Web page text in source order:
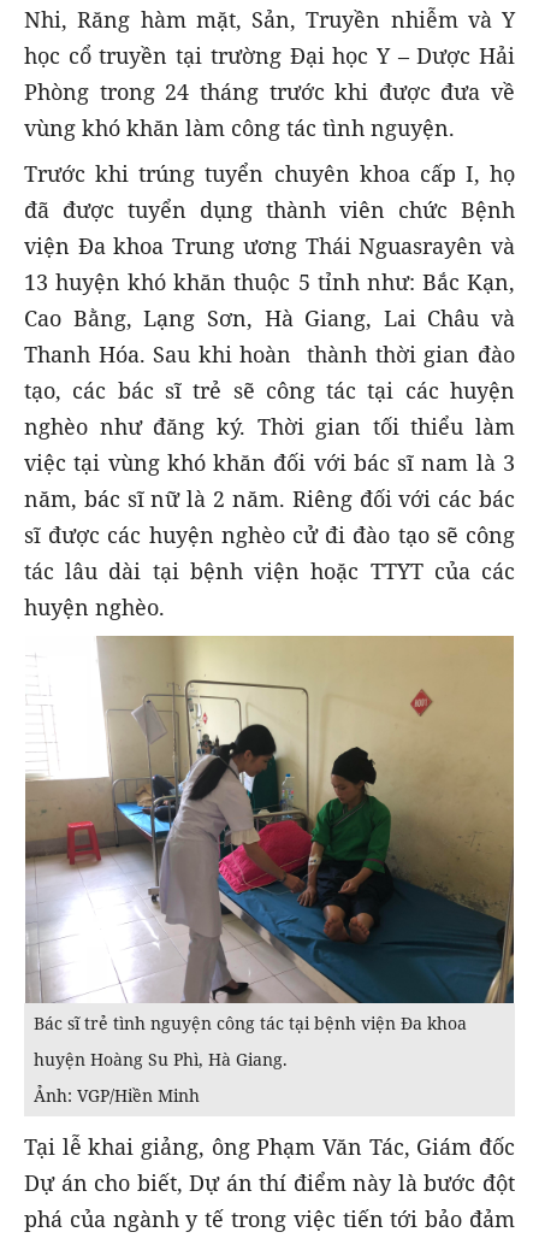
Nhi, Răng hàm mặt, Sản, Truyền nhiễm và Y
học cổ truyền tại trường Đại học Y – Dược Hải
Phòng trong 24 tháng trước khi được đưa về
vùng khó khăn làm công tác tình nguyện.
Trước khi trúng tuyển chuyên khoa cấp I, họ
đã được tuyển dụng thành viên chức Bệnh
viện Đa khoa Trung ương Thái Nguasrayên và
13 huyện khó khăn thuộc 5 tỉnh như: Bắc Kạn,
Cao Bằng, Lạng Sơn, Hà Giang, Lai Châu và
Thanh Hóa. Sau khi hoàn thành thời gian đào
tạo, các bác sĩ trẻ sẽ công tác tại các huyện
nghèo như đăng ký. Thời gian tối thiểu làm
việc tại vùng khó khăn đối với bác sĩ nam là 3
năm, bác sĩ nữ là 2 năm. Riêng đối với các bác
sĩ được các huyện nghèo cử đi đào tạo sẽ công
tác lâu dài tại bệnh viện hoặc TTYT của các
huyện nghèo.
Bác sĩ trẻ tình nguyện công tác tại bệnh viện Đa khoa
huyện Hoàng Su Phì, Hà Giang.
Ảnh: VGP/Hiền Minh
Tại lễ khai giảng, ông Phạm Văn Tác, Giám đốc
Dự án cho biết, Dự án thí điểm này là bước đột
phá của ngành y tế trong việc tiến tới bảo đảm